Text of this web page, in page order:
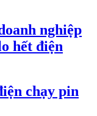
nghiệp
hết điện
chạy pin